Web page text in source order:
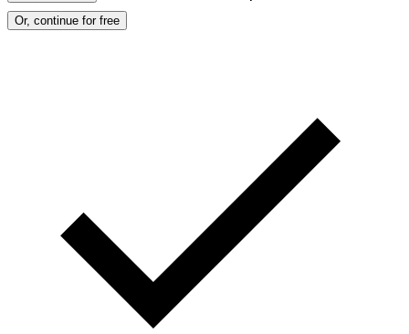
Or, continue for free